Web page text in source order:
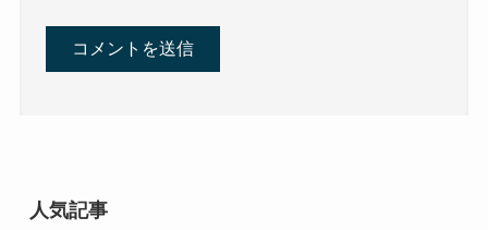
人気記事